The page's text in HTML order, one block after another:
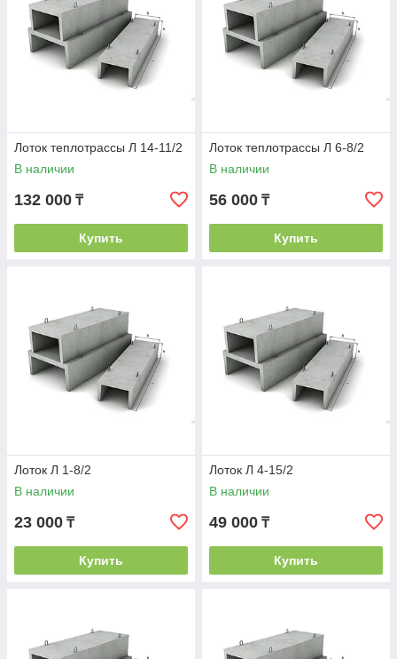
Лоток теплотрассы Л 14-11/2
В наличии
132 000 ₸
Купить
Лоток теплотрассы Л 6-8/2
В наличии
56 000 ₸
Купить
Лоток Л 1-8/2
В наличии
23 000 ₸
Купить
Лоток Л 4-15/2
В наличии
49 000 ₸
Купить